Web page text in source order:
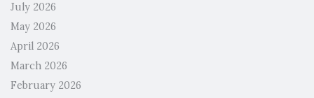
July 2026
May 2026
April 2026
March 2026
February 2026